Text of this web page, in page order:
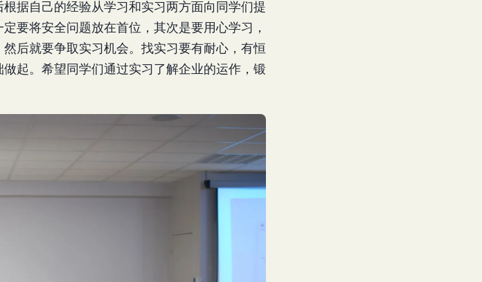
据自己的经验从学习和实习两方面向同学们提
要将安全问题放在首位，其次是要用心学习，
后就要争取实习机会。找实习要有耐心，有恒
起。希望同学们通过实习了解企业的运作，锻